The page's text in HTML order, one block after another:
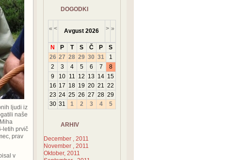
ljudi iz
naše
letih prvič
prav
v
DOGODKI
« < Avgust 2026 > »
N P T S Č P
S
26 27 28 29 30 31
1
2
3 4 5 6 7
8
9
10 11 12 13 14 15
16 17 18 19 20 21 22
23 24 25 26 27 28 29
30 31 1 2 3 4 5
ARHIV
December , 2011
November , 2011
Oktober, 2011